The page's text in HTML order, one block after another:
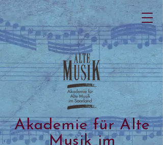
Akademie für Alte
Musik im